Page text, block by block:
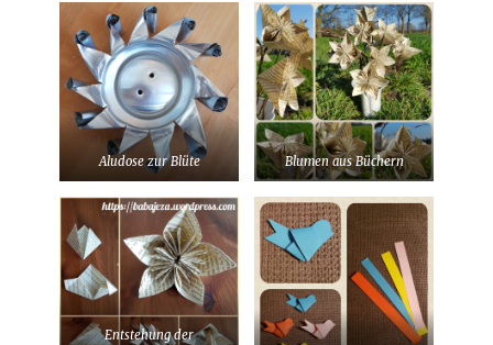
Aludose zur Blüte Blumen aus Büchern
Entstehung der